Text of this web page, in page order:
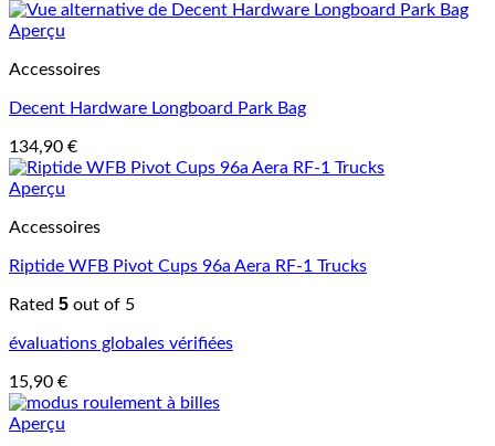
Aperçu
Accessoires
Decent Hardware Longboard Park Bag
134,90 €
Aperçu
Accessoires
Riptide WFB Pivot Cups 96a Aera RF-1 Trucks
Rated 5 out of 5
évaluations globales vérifiées
15,90 €
Aperçu